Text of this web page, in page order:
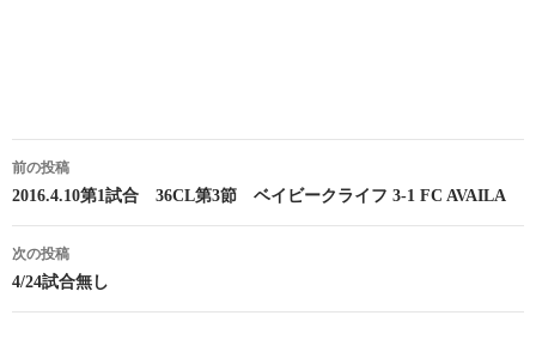
投
稿
ナ
ビ
前の投稿
2016.4.10第1試合 36CL第3節 ベイビークライフ 3-1 FC AVAILA
次の投稿
4/24試合無し